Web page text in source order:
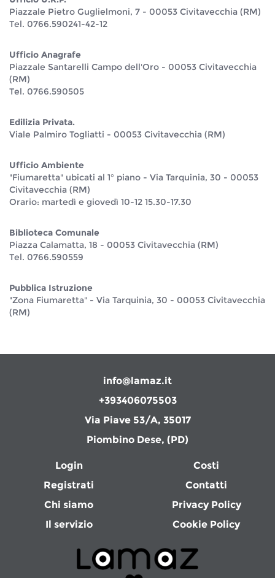
Piazzale Pietro Guglielmoni, 7 - 00053 Civitavecchia (RM)
Tel. 0766.590241-42-12
Ufficio Anagrafe
Piazzale Santarelli Campo dell'Oro - 00053 Civitavecchia
(RM)
Tel. 0766.590505
Edilizia Privata.
Viale Palmiro Togliatti - 00053 Civitavecchia (RM)
Ufficio Ambiente
"Fiumaretta" ubicati al 1° piano - Via Tarquinia, 30 - 00053
Civitavecchia (RM)
Orario: martedì e giovedì 10-12 15.30-17.30
Biblioteca Comunale
Piazza Calamatta, 18 - 00053 Civitavecchia (RM)
Tel. 0766.590559
Pubblica Istruzione
"Zona Fiumaretta" - Via Tarquinia, 30 - 00053 Civitavecchia
(RM)
info@lamaz.it
+393406075503
Via Piave 53/A, 35017
Piombino Dese, (PD)
Login
Registrati
Chi siamo
Il servizio
Costi
Contatti
Privacy Policy
Cookie Policy